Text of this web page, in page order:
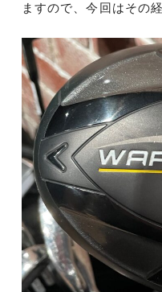
ますので、今回はその